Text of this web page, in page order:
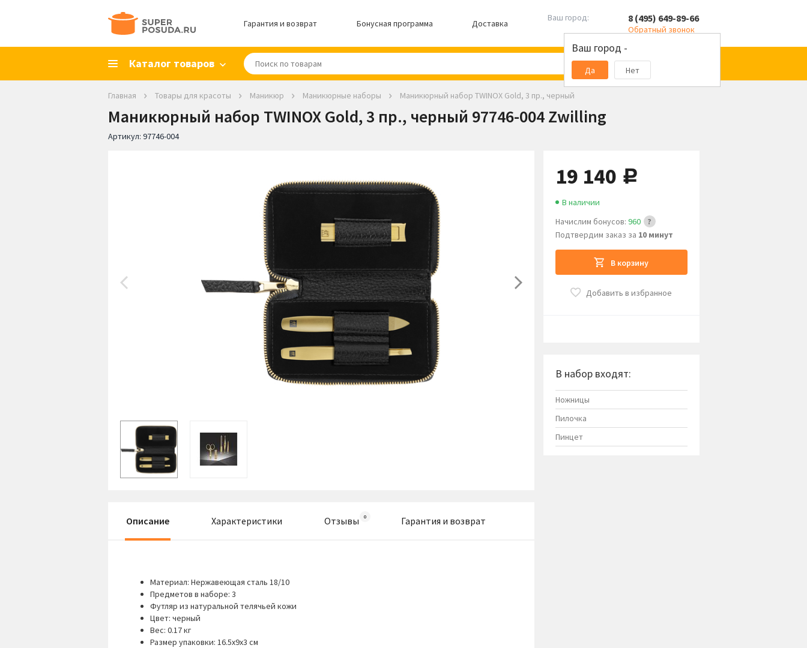
Гарантия и возврат Бонусная программа Доставка
Ваш город:
Ваш город -
Да Нет
8 (495) 649-89-66
Обратный звонок
Каталог товаров
Главная Товары для красоты Маникюр Маникюрные наборы Маникюрный набор TWINOX Gold, 3 пр., черный
Маникюрный набор TWINOX Gold, 3 пр., черный 97746-004 Zwilling
Артикул: 97746-004
19 140 руб.
Начислим бонусов: 960
Подтвердим заказ за 10 минут
В наличии
В корзину
Добавить в избранное
В набор входят:
Ножницы
Пилочка
Пинцет
Описание Характеристики Отзывы Гарантия и возврат
Материал: Нержавеющая сталь 18/10
Предметов в наборе: 3
Футляр из натуральной телячьей кожи
Цвет: черный
Вес: 0.17 кг
Размер упаковки: 16.5х9х3 см